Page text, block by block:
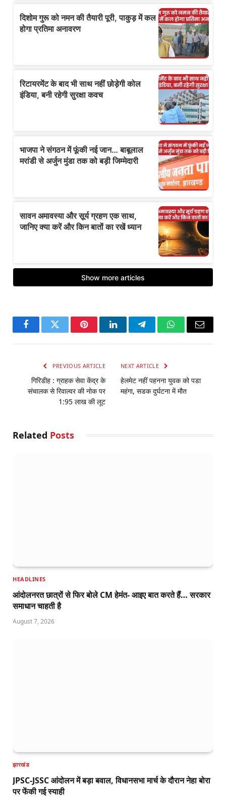
FacebookTwitter PinterestLinkedInTelegramWhatsApp
Email
PREVIOUS ARTICLE
गिरिडीह : ग्राहक सेवा केंद्र के
संचालक से रिवाल्वर की नोक पर
1:95 लाख की लूट
NEXT ARTICLE
हेलमेट नहीं पहनना युवक को पडा
महंगा, सडक दुर्घटना में मौत
Related Posts
HEADLINES
आंदोलनरत छात्रों से फिर बोले CM हेमंत- आइए बात करते हैं… सरकार
समाधान चाहती है
August 7, 2026
झारखंड
JPSC-JSSC आंदोलन में बड़ा बवाल, विधानसभा मार्च के दौरान नेहा बोरा
पर फेंकी गई स्याही